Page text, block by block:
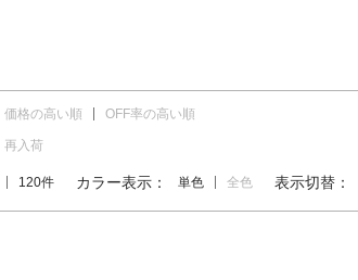
価格の高い順 OFF率の高い順
再入荷
120件 カラー表示： 単色 全色 表示切替：